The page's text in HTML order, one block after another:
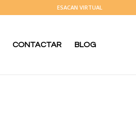
ESACAN VIRTUAL
CONTACTAR BLOG